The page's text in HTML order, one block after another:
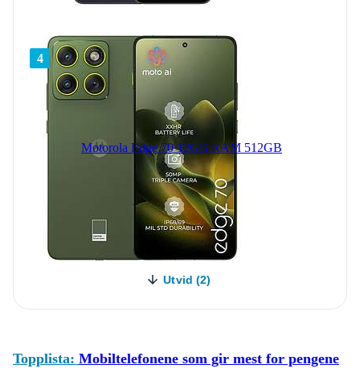
4
Motorola Edge 70 12GB RAM 512GB
Utvid (2)
Topplista: Mobiltelefonene som gir mest for pengene